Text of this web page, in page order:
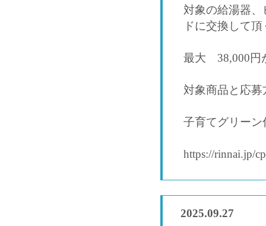
対象の給湯器
ドに交換して頂
最大 38,000円
対象商品と応
子育てグリー
https://rinnai.jp/
2025.09.27